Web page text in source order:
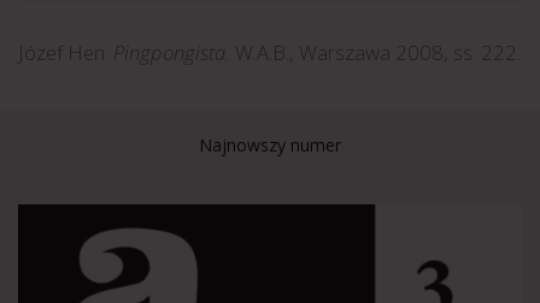
Józef Hen: Pingpongista. W.A.B., Warszawa 2008, ss. 222.
Najnowszy numer